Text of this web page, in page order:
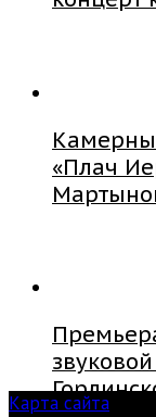
«Плач
Карта сайта